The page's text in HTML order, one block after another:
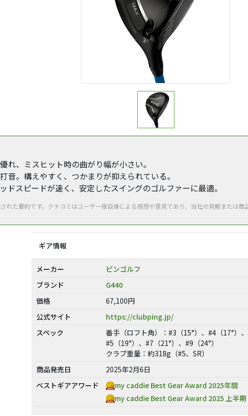
れ、ミスヒット時の曲がり幅が小さい。
音。構えやすく、つかまりが抑えられている。
ドスピードが速く、安定したスイングのゴルファーに最適。
れた要約です。クチコミはユーザー様自身による感想や意見であり、当社の見解または
ギア情報
メーカー
ピンゴルフ
ブランド
G440
価格
67,100円
公式サイト
https://clubping.jp/
スペック
番手（ロフト角）：#3（15°）、#4（17°）、
#5（19°）、#7（21°）、#9（24°）
クラブ重量：約318g（#5、SR）
商品発売日
2025年2月6日
ベストギアアワード
my caddie Best Gear Award 2025年間
my caddie Best Gear Award 2025 上半期